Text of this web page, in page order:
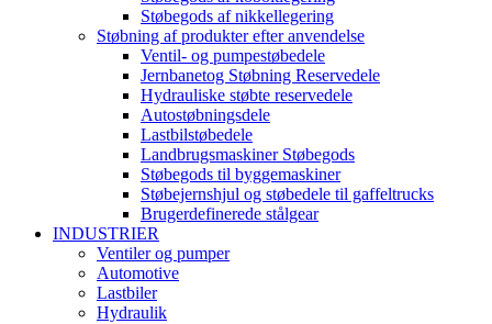
Støbegods af nikkellegering
Støbning af produkter efter anvendelse
Ventil- og pumpestøbedele
Jernbanetog Støbning Reservedele
Hydrauliske støbte reservedele
Autostøbningsdele
Lastbilstøbedele
Landbrugsmaskiner Støbegods
Støbegods til byggemaskiner
Støbejernshjul og støbedele til gaffeltrucks
Brugerdefinerede stålgear
INDUSTRIER
Ventiler og pumper
Automotive
Lastbiler
Hydraulik